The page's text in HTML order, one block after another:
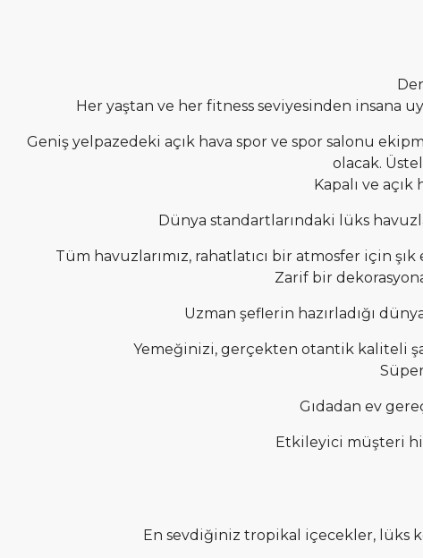
Her yaştan ve her fitness seviyesinden insana
Geniş yelpazedeki açık hava spor ve spor salonu
olacak.
Kapalı ve
Dünya standartlarındaki lüks
Tüm havuzlarımız, rahatlatıcı bir atmosfer için
Zarif bir
Uzman şeflerin hazırladığı
Yemeğinizi, gerçekten otantik kaliteli
Gıdadan ev
Etkileyici müşteri
En sevdiğiniz tropikal içecekler, lüks